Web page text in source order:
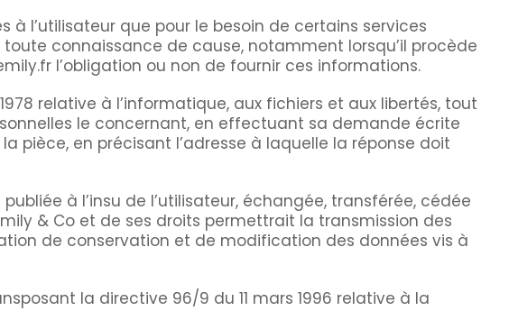
l’utilisateur que pour le besoin de certains services
connaissance de cause, notamment lorsqu’il procède
l’obligation ou non de fournir ces informations.
relative à l’informatique, aux fichiers et aux libertés, tout
le concernant, en effectuant sa demande écrite
pièce, en précisant l’adresse à laquelle la réponse doit
à l’insu de l’utilisateur, échangée, transférée, cédée
& Co et de ses droits permettrait la transmission des
de conservation et de modification des données vis à
la directive 96/9 du 11 mars 1996 relative à la